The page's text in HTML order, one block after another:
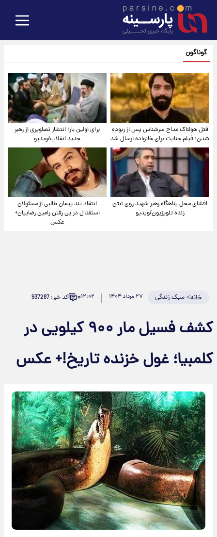
گوناگون
قتل هولناک مداح سرشناس پس از ربوده
شدن؛ فیلم جنایت برای خانواده ارسال شد
برای اولین بار؛ انتشار تصاویری از رهبر
جدید انقلاب/ویدیو
افشای محل پناهگاه‌ رهبر شهید روی آنتن
زنده تلویزیون/ویدیو
انتقاد تند پیمان طالبی از مسئولان
استقلال در پی رفتن رامین رضاییان+
عکس
خانه>سبک زندگی ۲۷ مرداد ۱۴۰۴ ۱۲:۰۲۰ کد خبر: 937287
کشف فسیل مار ۹۰۰ کیلویی در
کلمبیا؛ غول خزنده تاریخ!+ عکس